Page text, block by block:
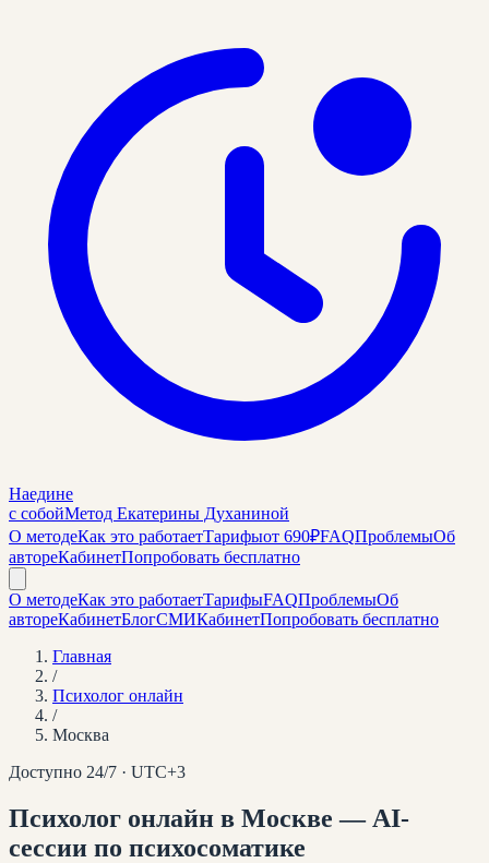
Наедине
с собойМетод Екатерины Духаниной
О методеКак это работаетТарифыот 690₽FAQПроблемыОб
автореКабинетПопробовать бесплатно
О методеКак это работаетТарифыFAQПроблемыОб
автореКабинетБлогСМИКабинетПопробовать бесплатно
Главная
/
Психолог онлайн
/
Москва
Доступно 24/7 · UTC+3
Психолог онлайн в Москве — AI-
сессии по психосоматике